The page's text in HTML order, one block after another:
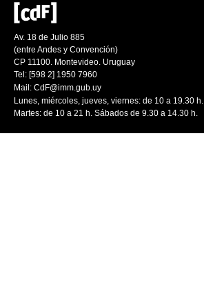
Av. 18 de Julio 885
(entre Andes y Convención)
CP 11100. Montevideo. Uruguay
Tel: [598 2] 1950 7960
Mail: CdF@imm.gub.uy
Lunes, miércoles, jueves, viernes: de 10 a 19.30 h.
Martes: de 10 a 21 h. Sábados de 9.30 a 14.30 h.